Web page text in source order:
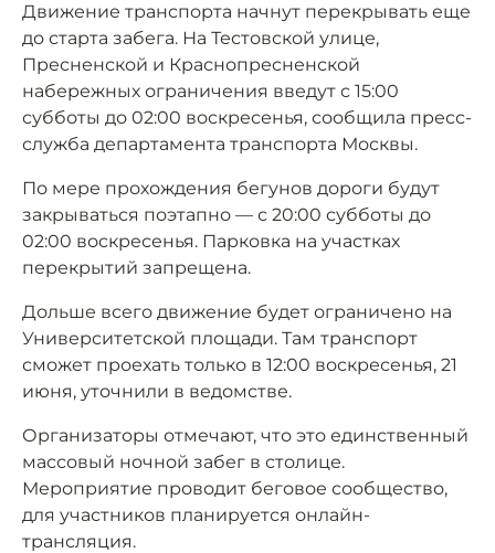
Движение транспорта начнут перекрывать еще
до старта забега. На Тестовской улице,
Пресненской и Краснопресненской
набережных ограничения введут с 15:00
субботы до 02:00 воскресенья, сообщила пресс-
служба департамента транспорта Москвы.
По мере прохождения бегунов дороги будут
закрываться поэтапно — с 20:00 субботы до
02:00 воскресенья. Парковка на участках
перекрытий запрещена.
Дольше всего движение будет ограничено на
Университетской площади. Там транспорт
сможет проехать только в 12:00 воскресенья, 21
июня, уточнили в ведомстве.
Организаторы отмечают, что это единственный
массовый ночной забег в столице.
Мероприятие проводит беговое сообщество,
для участников планируется онлайн-
трансляция.